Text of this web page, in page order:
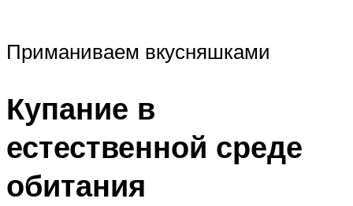
Приманиваем вкусняшками
Купание в
естественной среде
обитания